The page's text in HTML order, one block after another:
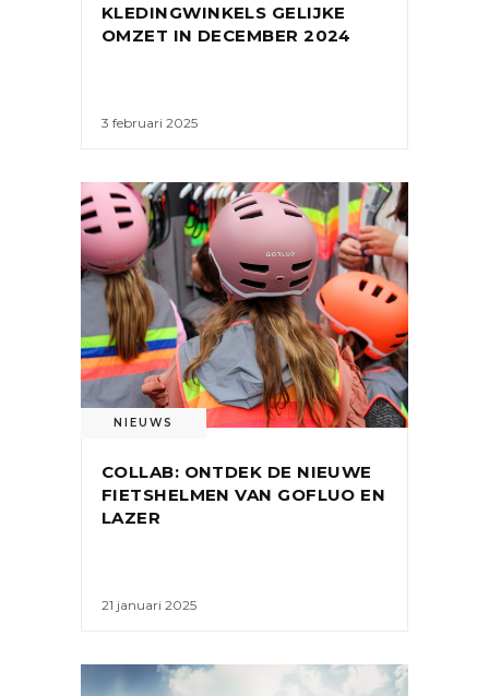
KLEDINGWINKELS GELIJKE
OMZET IN DECEMBER 2024
3 februari 2025
NIEUWS
COLLAB: ONTDEK DE NIEUWE
FIETSHELMEN VAN GOFLUO EN
LAZER
21 januari 2025